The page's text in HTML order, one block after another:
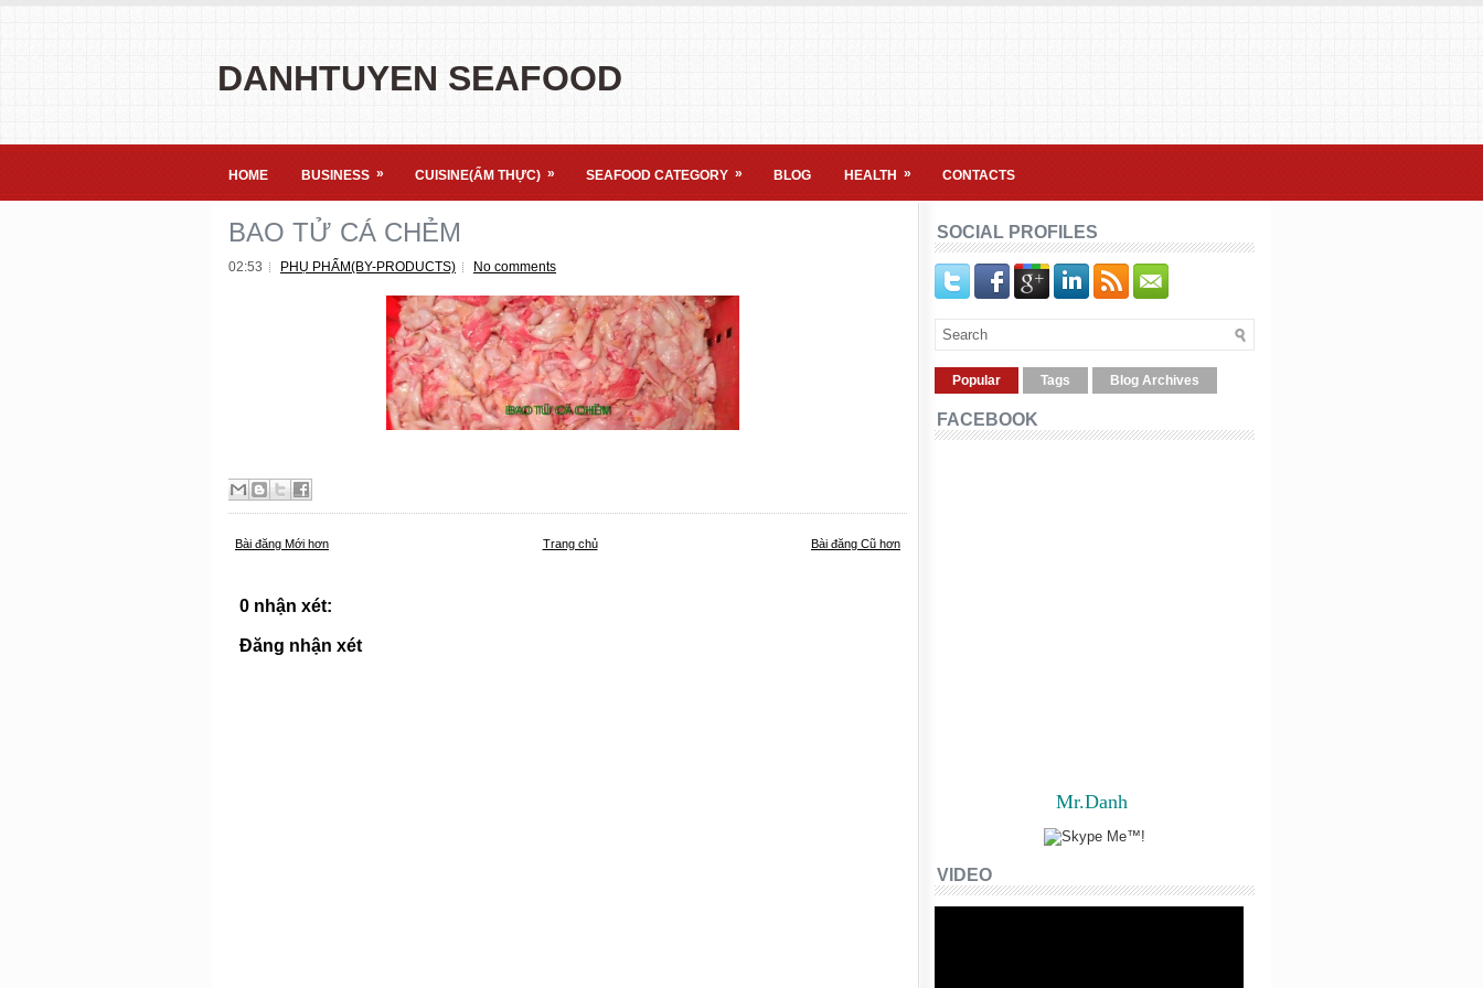
DANHTUYEN SEAFOOD
HOME BUSINESS » CUISINE(ẨM THỰC) » SEAFOOD CATEGORY » BLOG HEALTH » CONTACTS
BAO TỬ CÁ CHẺM
02:53 PHỤ PHẨM(BY-PRODUCTS) No comments
Bài đăng Mới hơn Bài đăng Cũ hơn
Trang chủ
0 nhận xét:
Đăng nhận xét
SOCIAL PROFILES
Popular Tags Blog Archives
FACEBOOK
Mr.Danh
VIDEO